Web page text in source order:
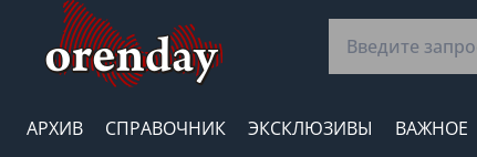
АРХИВ СПРАВОЧНИК ЭКСКЛЮЗИВЫ ВАЖНОЕ